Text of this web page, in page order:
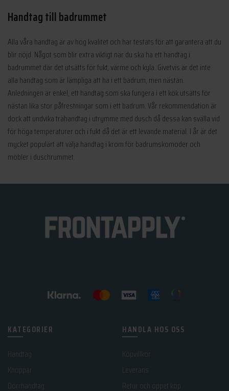
Handtag till badrummet
Alla våra handtag är av hög kvalitet och har testats för att garantera att du
blir nöjd. Något som blir extra viktigt när du ska ha ett handtag i
badrummet där det utsätts för fukt, värme och kyla. Givetvis är det inte
alla handtag som är lämpliga att ha i ett badrum, men nästan.
Anledningen är enkel, ett handtag som ska fungera i ett kök utsätts för
nästan lika stor påfrestningar som i ett badrum. Vår rekommendation är
dock att undvika trähandtag i utrymme med dusch då dessa kan svälla vid
för höga temperaturer och i fukt då det är ett levande material. I år är det
mycket populärt att välja handtag i krom för badrumskomoder och
möbler i duschrummet.
KATEGORIER
Handtag
Dörrhandtag
HANDLA HOS OSS
Retur och öppet köp